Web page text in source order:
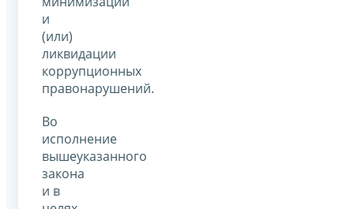
и
(или)
ликвидации
коррупционных
правонарушений.
Во
исполнение
вышеуказанного
закона
и в